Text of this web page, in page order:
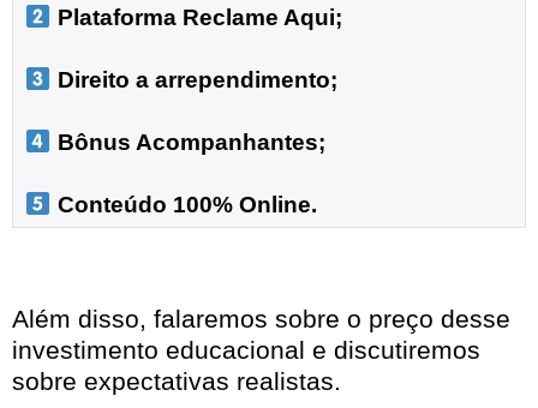
Plataforma Reclame Aqui;
Direito a arrependimento;
Bônus Acompanhantes;
Conteúdo 100% Online.
Além disso, falaremos sobre o preço desse
investimento educacional e discutiremos
sobre expectativas realistas.